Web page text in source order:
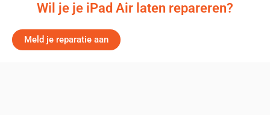
Wil je je iPad Air laten repareren?
Meld je reparatie aan